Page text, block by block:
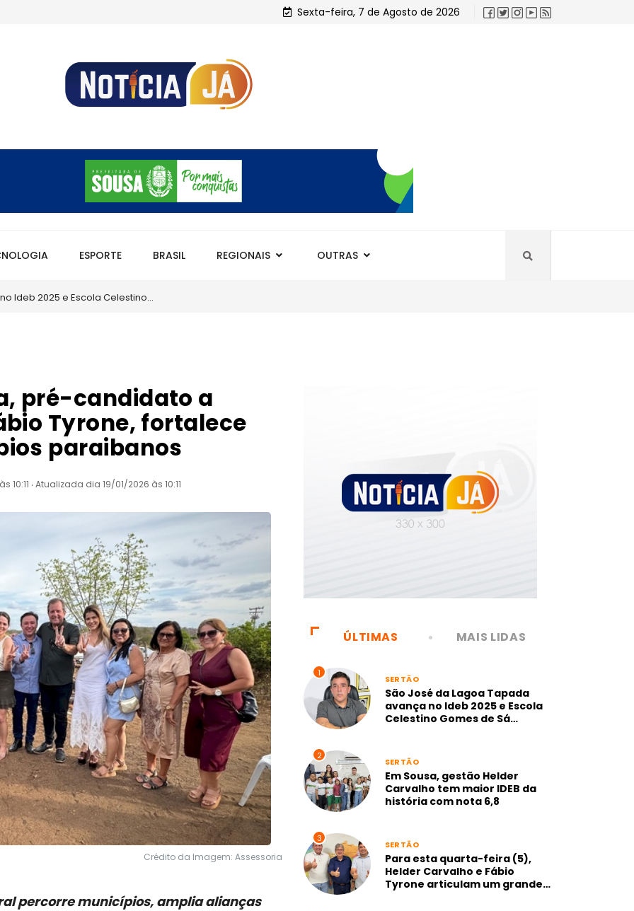
Sexta-feira, 7 de Agosto de 2026
ESPORTE BRASIL REGIONAIS OUTRAS
maior IDEB da história com...
pré-candidato a
Tyrone, fortalece
paraibanos
‧ Atualizada dia 19/01/2026 às 10:11
Crédito da Imagem: Assessoria
percorre municípios, amplia alianças
ÚLTIMAS MAIS LIDAS
1
SERTÃO
São José da Lagoa Tapada
avança no Ideb 2025 e Escola
Celestino Gomes de Sá
2
SERTÃO
Em Sousa, gestão Helder
Carvalho tem maior IDEB da
história com nota 6,8
3
SERTÃO
Para esta quarta-feira (5),
Helder Carvalho e Fábio
Tyrone articulam um grande